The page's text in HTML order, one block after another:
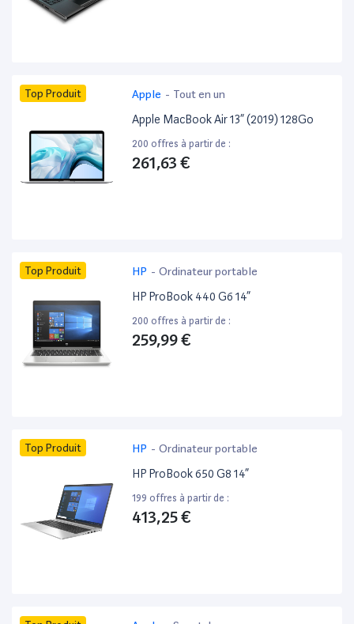
Top Produit Apple - Tout en un
Apple MacBook Air 13” (2019) 128Go
200 offres à partir de :
261,63 €
Top Produit HP - Ordinateur portable
HP ProBook 440 G6 14”
200 offres à partir de :
259,99 €
Top Produit HP - Ordinateur portable
HP ProBook 650 G8 14”
199 offres à partir de :
413,25 €